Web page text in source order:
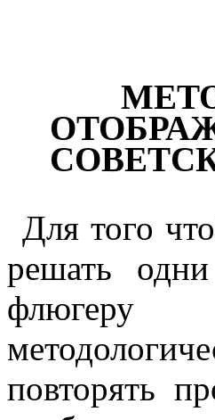
Для того
решать
флюгеру
повторять